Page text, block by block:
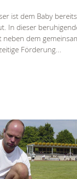
ist dem Baby
In dieser
dem
Förderung...